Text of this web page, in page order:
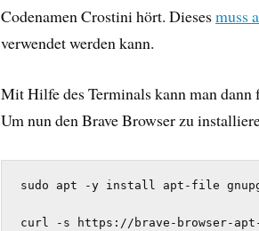
Codenamen Crostini hört. Diesesmuss
verwendet werden kann.
Mit Hilfe des Terminals kann man
Um nun den Brave Browser zu
sudo apt -y install apt-file
curl -s https://brave-browser-apt-